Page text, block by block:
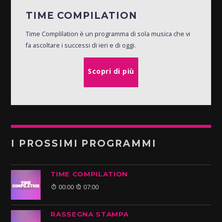
TIME COMPILATION
Time Complilation è un programma di sola musica che vi
fa ascoltare i successi di ieri e di oggi.
Scopri di più
I PROSSIMI PROGRAMMI
TIME COMPILATION
00:00 07:00
RASSEGNA STAMPA